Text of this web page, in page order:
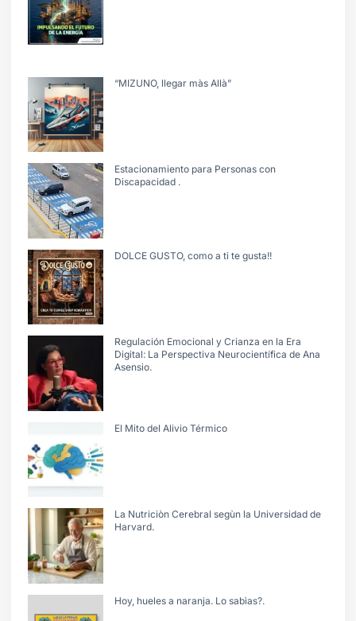
“MIZUNO, llegar màs Allà”
Estacionamiento para Personas con
Discapacidad .
DOLCE GUSTO, como a ti te gusta!!
Regulación Emocional y Crianza en la Era
Digital: La Perspectiva Neurocientífica de Ana
Asensio.
El Mito del Alivio Térmico
La Nutriciòn Cerebral segùn la Universidad de
Harvard.
Hoy, hueles a naranja. Lo sabìas?.